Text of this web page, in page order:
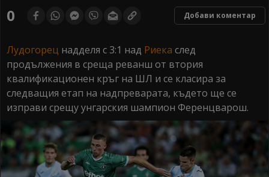
of0 Добави коментар
Лудогорец надделя с 3:1 над Риека след
продължения в среща реванш от втория
квалификационен кръг на ШЛ и се класира за
следващия етап на надпреварата, където ще се
изправи срещу унгарския шампион Ференцварош.